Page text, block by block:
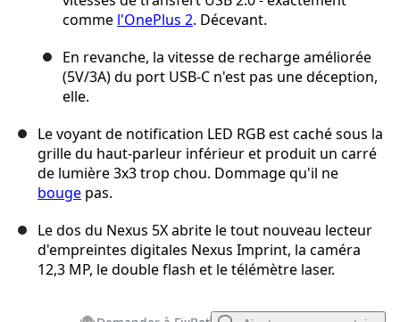
comme l'OnePlus 2. Décevant.
En revanche, la vitesse de recharge améliorée
(5V/3A) du port USB-C n'est pas une déception,
elle.
Le voyant de notification LED RGB est caché sous la
grille du haut-parleur inférieur et produit un carré
de lumière 3x3 trop chou. Dommage qu'il ne
bouge pas.
Le dos du Nexus 5X abrite le tout nouveau lecteur
d'empreintes digitales Nexus Imprint, la caméra
12,3 MP, le double flash et le télémètre laser.